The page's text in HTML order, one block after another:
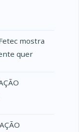
mostra
quer